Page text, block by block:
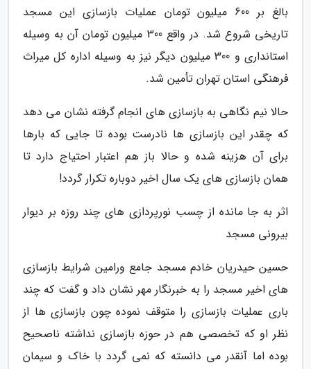
بالغ بر 600 میلیون تومان عملیات بازسازی این مسجد
تاریخی شروع شد. در واقع 300 میلیون تومان آن به وسیله
استانداری و 300 میلیون دیگر نیز به وسیله اداره کل میراث
فرهنگی استان تهران تأمین شد.
حالا نیم نگاهی به بازسازی های انجام گرفته نشان می دهد
که چقدر این بازسازی ها نادرست بوده تا جایی که بارها
برای آن هزینه شده و حالا باز هم اعتبار احتیاج دارد تا
همان بازسازی های یک سال اخیر دوباره تکرار گردد!
اثر به جا مانده از چسب نورپردازی های چند روزه بر دیوار
بیرونی مسجد
حسین حیدریان خادم مسجد جامع ورامین شرایط بازسازی
های اخیر مسجد را به خبرنگار مهر نشان داد و گفت که چند
باری عملیات بازسازی را متوقف نموده چون بازسازی ها از
نظر او که تخصصی هم در حوزه بازسازی نداشته ناصحیح
بوده اما آنقدر می دانسته که نمی گردد با خاک و سیمان